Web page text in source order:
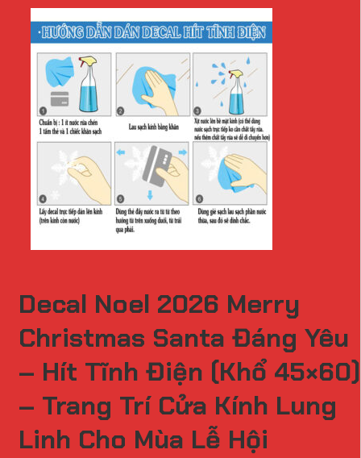
Decal Noel 2026 Merry
Christmas Santa Đáng Yêu
– Hít Tĩnh Điện (Khổ 45×60)
– Trang Trí Cửa Kính Lung
Linh Cho Mùa Lễ Hội